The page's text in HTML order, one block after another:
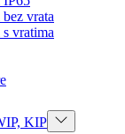
vrata
vratima
KIP